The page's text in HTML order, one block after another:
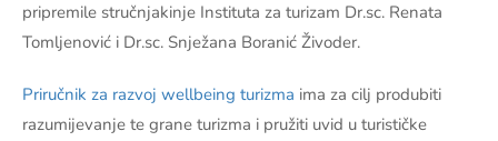
pripremile stručnjakinje Instituta za turizam Dr.sc. Renata
Tomljenović i Dr.sc. Snježana Boranić Živoder.
Priručnik za razvoj wellbeing turizma ima za cilj produbiti
razumijevanje te grane turizma i pružiti uvid u turističke